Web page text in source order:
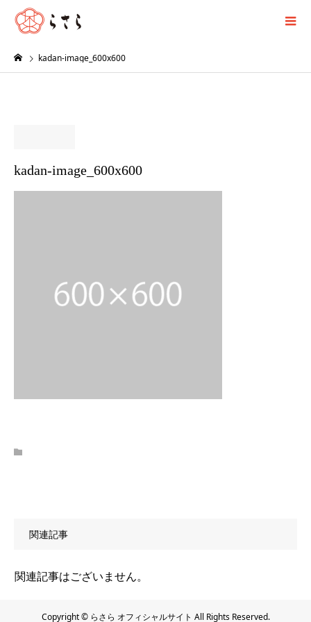
kadan-image_600x600
kadan-image_600x600
関連記事
関連記事はございません。
Copyright © らさら オフィシャルサイト All Rights Reserved.